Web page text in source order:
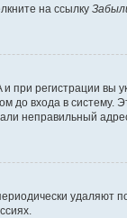
на ссылку
регистрации вы
входа в систему.
неправильный
удаляют